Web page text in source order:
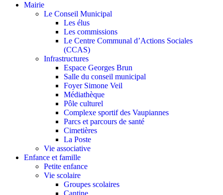
Mairie
Le Conseil Municipal
Les élus
Les commissions
Le Centre Communal d’Actions Sociales
(CCAS)
Infrastructures
Espace Georges Brun
Salle du conseil municipal
Foyer Simone Veil
Médiathèque
Pôle culturel
Complexe sportif des Vaupiannes
Parcs et parcours de santé
Cimetières
La Poste
Vie associative
Enfance et famille
Petite enfance
Vie scolaire
Groupes scolaires
Cantine